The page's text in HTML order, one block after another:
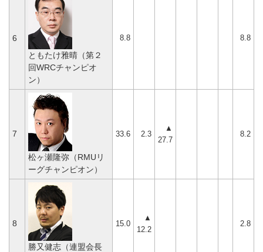
6
ともたけ雅晴（第２
回WRCチャンピオ
ン）
8.8 8.8
7
松ヶ瀬隆弥（RMUリ
ーグチャンピオン）
33.6 2.3
▲
27.7
8.2
8
勝又健志（連盟会長
15.0
▲
12.2
2.8